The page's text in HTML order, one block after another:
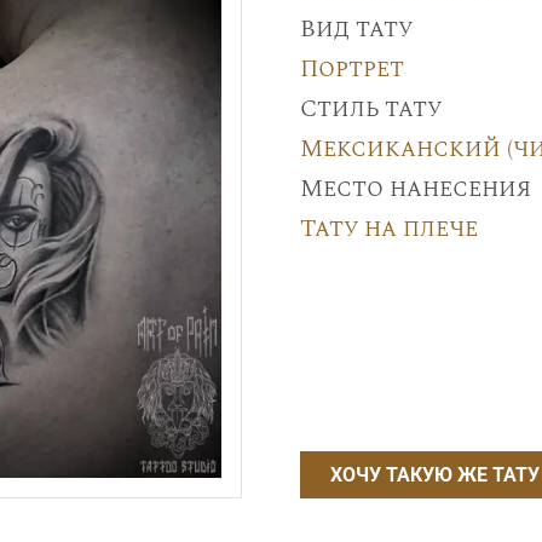
Вид тату
Портрет
Стиль тату
Мексиканский
Место нанесения
Тату на плече
ХОЧУ ТАКУЮ ЖЕ ТАТУ